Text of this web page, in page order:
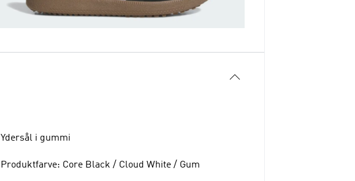
Ydersål i gummi
Produktfarve: Core Black / Cloud White / Gum